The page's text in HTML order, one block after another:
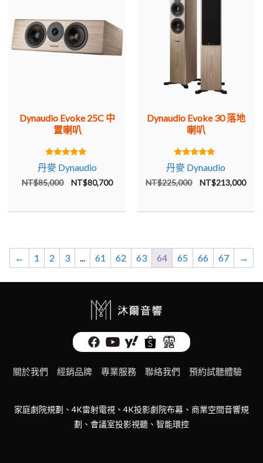
Dynaudio Evoke 25C 中
置喇叭
5.00
out of 5
丹麥 Dynaudio
NT$85,000
原
價
NT$80,700目
價
Dynaudio Evoke 30 落地
喇叭
5.00
out of 5
丹麥 Dynaudio
NT$225,000
原
價
NT$213,000目
價
← 1 2 3 ... 61 62 63 64 65 66 67 →
關於我們 經銷品牌 專業服務 聯絡我們 預約試聽體驗
家庭劇院規劃、4K雷射電視、4K投影劇院布幕、商業空間音響規
劃、會議室投影視聽、智能環控